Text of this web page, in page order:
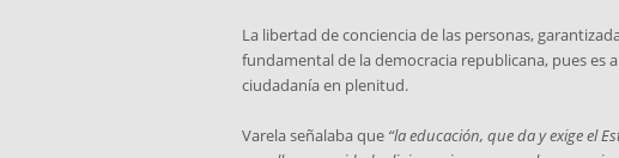
La libertad de conciencia de las personas,
fundamental de la democracia republicana, pues es
ciudadanía en plenitud.
Varela señalaba que “la educación, que da y exige el